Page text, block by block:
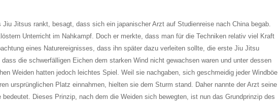
Jitsus rankt, besagt, dass sich ein japanischer Arzt auf Studienreise nach China begab.
Unterricht im Nahkampf. Doch er merkte, dass man für die Techniken relativ viel Kraft
eines Naturereignisses, dass ihn später dazu verleiten sollte, die erste Jiu Jitsu
die schwerfälligen Eichen dem starken Wind nicht gewachsen waren und unter dessen
Weiden hatten jedoch leichtes Spiel. Weil sie nachgaben, sich geschmeidig jeder Windböe
ursprünglichen Platz einnahmen, hielten sie dem Sturm stand. Daher nannte der Arzt seine
Dieses Prinzip, nach dem die Weiden sich bewegten, ist nun das Grundprinzip des